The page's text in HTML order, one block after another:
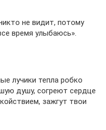
не видит, потому
время улыбаюсь».
лучики тепла робко
душу, согреют сердце
зажгут твои